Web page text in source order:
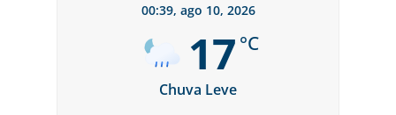
00:39, ago 10, 2026
17 °C
Chuva Leve